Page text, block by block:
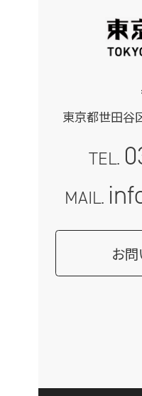
東京都世田谷
TEL.
MAIL.
お